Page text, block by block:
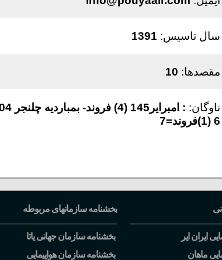
سال تاسیس: 1391
مقصدها: 10
ناوگان:
6 (1)فروند=7
ایران ایر
ماهان
بخشنامه سازمانهای مربوطه
بخشنامه سازمان جهانی یاتا
بخشنامه سازمان هواپیمایی